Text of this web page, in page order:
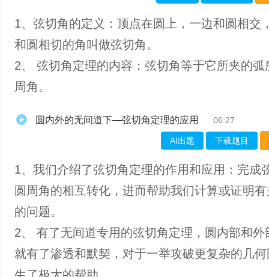
1、弦切角的定义：顶点在圆上，一边和圆相交
和圆相切的角叫做弦切角。
2、 弦切角定理的内容：弦切角等于它所夹的弧
周角。
圆内外的无间道下—弦切角定理的应用 06:27
AI出题 下载题目
1、我们介绍了弦切角定理的作用和应用：完成
圆周角的相互转化，进而帮助我们计算或证明
的问题。
2、 有了无间道专用的弦切角定理，圆内部和外
就有了渗透和默契，对于一举攻破更复杂的几